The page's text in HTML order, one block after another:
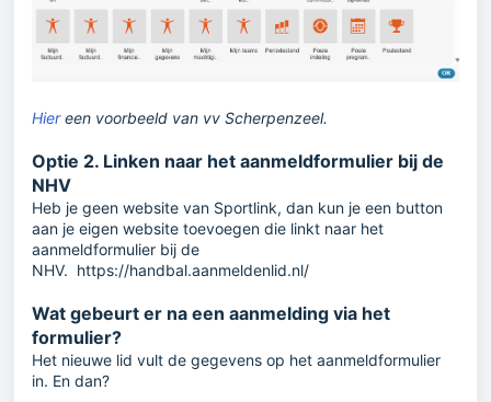
Hiereen voorbeeld van vv Scherpenzeel.
Optie 2. Linken naar het aanmeldformulier bij de
NHV
Heb je geen website van Sportlink, dan kun je een button
aan je eigen website toevoegen die linkt naar het
aanmeldformulier bij de
NHV. https://handbal.aanmeldenlid.nl/
Wat gebeurt er na een aanmelding via het
formulier?
Het nieuwe lid vult de gegevens op het aanmeldformulier
in. En dan?